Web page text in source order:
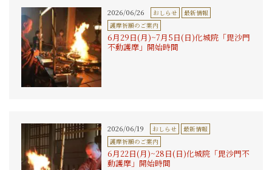
2026/06/26 おしらせ
最新情報
護摩祈願のご案内
6月29日(月)~7月5日(日)化城院「毘沙門
不動護摩」開始時間
2026/06/19 おしらせ
最新情報
護摩祈願のご案内
6月22日(月)~28日(日)化城院「毘沙門不
動護摩」開始時間